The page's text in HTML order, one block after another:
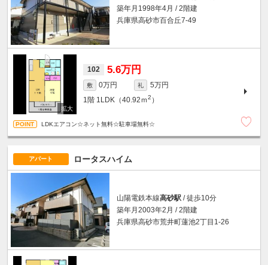
築年月1998年4月 / 2階建
兵庫県高砂市百合丘7-49
102 5.6万円
敷 0万円 礼
5万円
1階 1LDK（40.92ｍ2 ）
LDKエアコン☆ネット無料☆駐車場無料☆
アパート ロータスハイム
山陽電鉄本線高砂駅 / 徒歩10分
築年月2003年2月 / 2階建
兵庫県高砂市荒井町蓮池2丁目1-26